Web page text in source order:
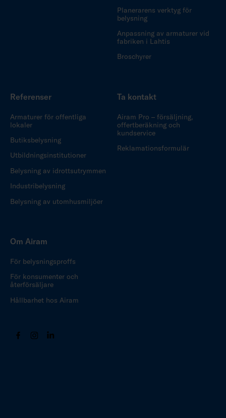
Planerarens verktyg för
belysning
Anpassning av armaturer vid
fabriken i Lahtis
Broschyrer
Referenser
Armaturer för offentliga
lokaler
Butiksbelysning
Utbildningsinstitutioner
Belysning av idrottsutrymmen
Industribelysning
Belysning av utomhusmiljöer
Ta kontakt
Airam Pro – försäljning,
offertberäkning och
kundservice
Reklamationsformulär
Om Airam
För belysningsproffs
För konsumenter och
återförsäljare
Hållbarhet hos Airam